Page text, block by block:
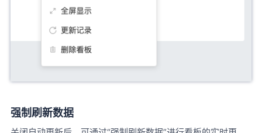
强制刷新数据